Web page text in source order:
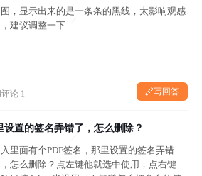
，显示出来的是一条条的黑线，太影响观感
建议调整一下
评论 1 写回答
设置的签名弄错了，怎么删除？
里面有个PDF签名，那里设置的签名弄错
怎么删除？点左键他就选中使用，点右键选